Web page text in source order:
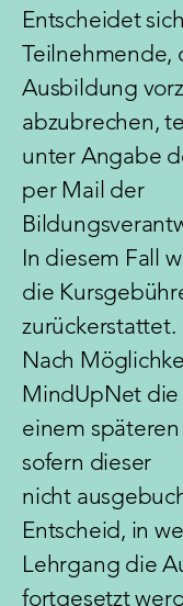
Entscheidet
Teilnehmende,
Ausbildung
abzubrechen,
unter Angabe
per Mail der
In diesem Fall
die
zurückerstattet.
​Nach
MindUpNet die
einem
sofern dieser
nicht
Entscheid, in
Lehrgang die
fortgesetzt